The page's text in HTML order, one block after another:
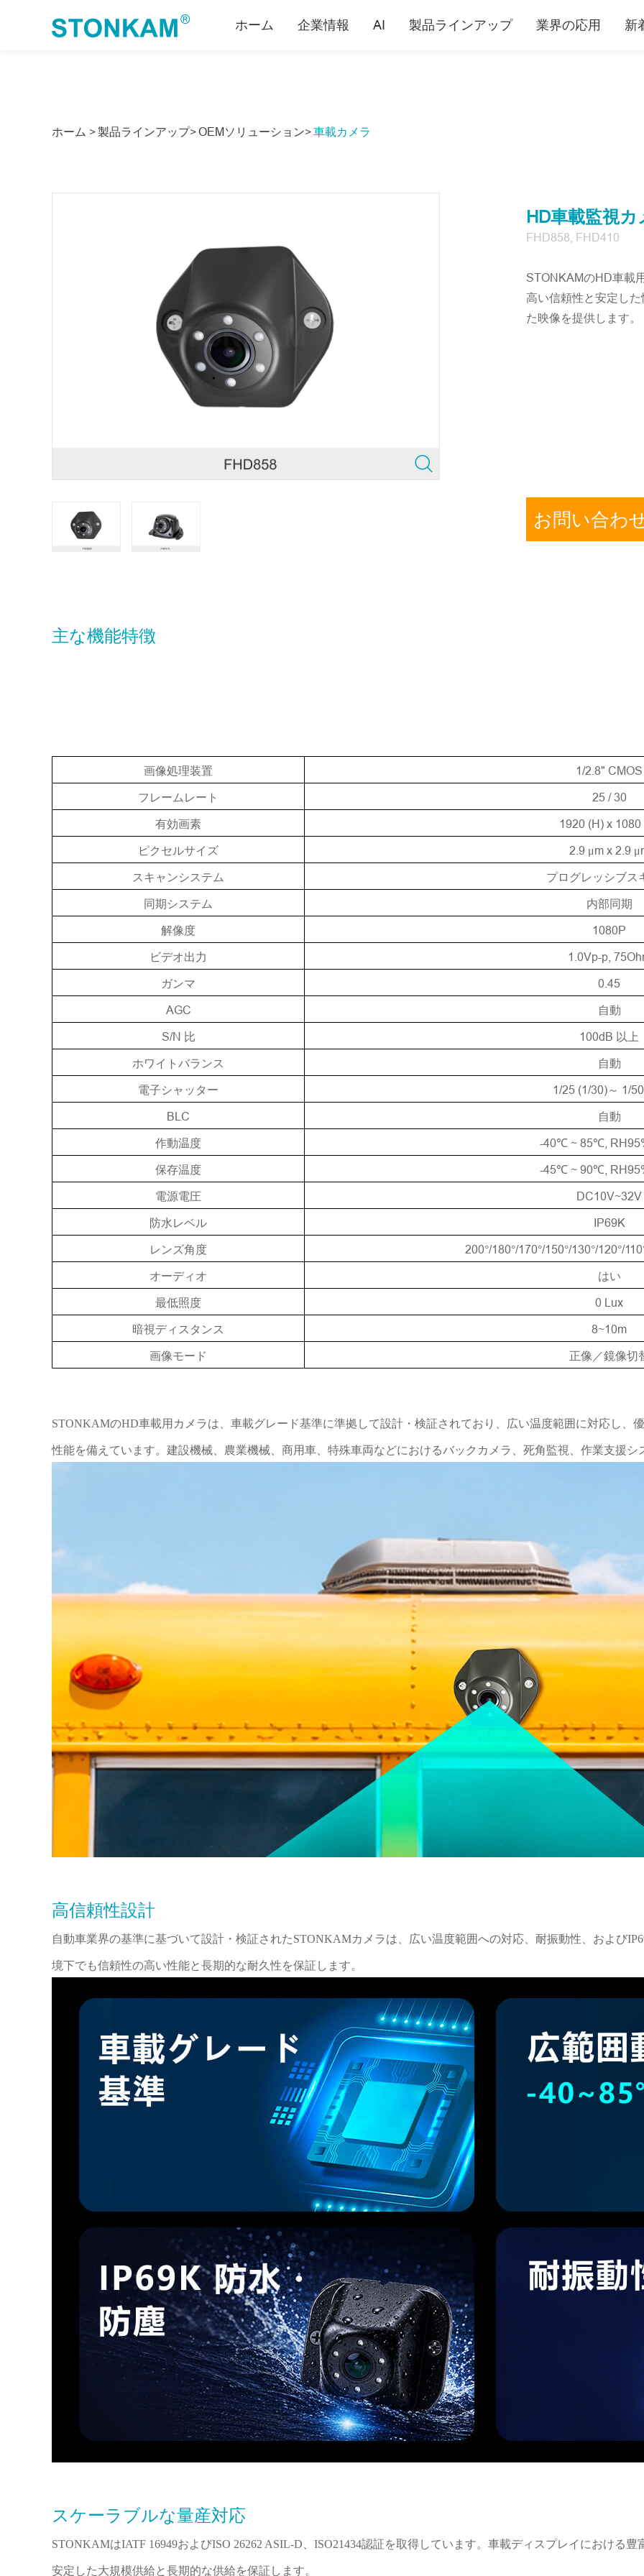
ホーム 企業情報 AI 製品ラインアップ 業界の応用 新
ホーム >製品ラインアップ>OEMソリューション>車載カメラ
HD車載監視
FHD858, FHD410
STONKAMのHD車載
高い信頼性と安定し
た映像を提供します。
お問い合わ
品番
お問い合わせ内容*
確認
主な機能特徴
画像処理装置 1/2.8" CMOS
フレームレート 25 / 30
有効画素 1920 (H) x 1080
ピクセルサイズ 2.9 μm x 2.9 μ
スキャンシステム プログレッシブス
同期システム 内部同期
解像度 1080P
ビデオ出力 1.0Vp-p,
ガンマ 0.45
AGC 自動
S/N 比 100dB 以上
ホワイトバランス 自動
電子シャッター 1/25 (1/30)～ 1/
BLC 自動
作動温度 -40℃ ~ 85℃ ,
保存温度 -45℃ ~ 90℃ ,
電源電圧 DC10V~32V
防水レベル IP69K
レンズ角度 200°/180°/170°/150°/130°/120°/110
オーディオ はい
最低照度 0 Lux
暗視ディスタンス 8~10m
画像モード 正像／鏡像切
STONKAMのHD車載用カメラは、車載グレード基準に準拠して設計・検証されており、広い温度範囲に対応し、
性能を備えています。建設機械、農業機械、商用車、特殊車両などにおけるバックカメラ、死角監視、作業支援シ
高信頼性設計
自動車業界の基準に基づいて設計・検証されたSTONKAMカメラは、広い温度範囲への対応、耐振動性、および
境下でも信頼性の高い性能と長期的な耐久性を保証します。
スケーラブルな量産対応
STONKAMはIATF 16949およびISO 26262 ASIL-D、ISO21434認証を取得しています。車載ディスプレイにおける
安定した大規模供給と長期的な供給を保証します。